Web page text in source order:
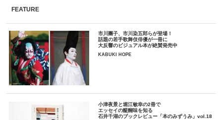
FEATURE
市川團子、市川染五郎らが登場！
話題の若手歌舞伎俳優が一冊に
大反響のビジュアル本が絶賛発売中
KABUKI HOPE
小津夜景と堀江敏幸の2冊で
エッセイの醍醐味を知る
石井千湖のブックレビュー「本のみずうみ」vol.18